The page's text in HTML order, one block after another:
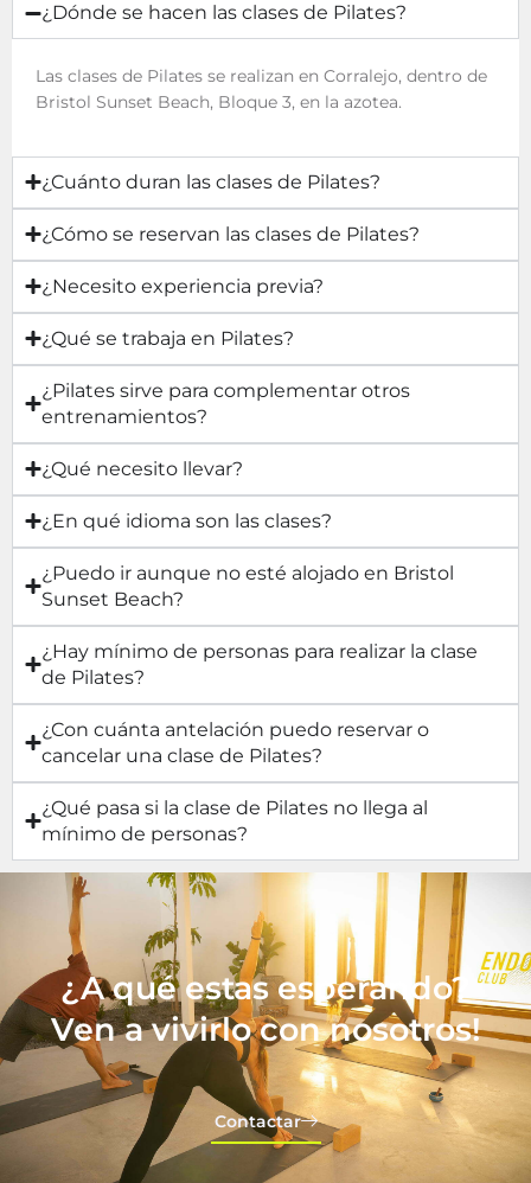
¿Dónde se hacen las clases de Pilates?
Las clases de Pilates se realizan en Corralejo, dentro de
Bristol Sunset Beach, Bloque 3, en la azotea.
¿Cuánto duran las clases de Pilates?
¿Cómo se reservan las clases de Pilates?
¿Necesito experiencia previa?
¿Qué se trabaja en Pilates?
¿Pilates sirve para complementar otros
entrenamientos?
¿Qué necesito llevar?
¿En qué idioma son las clases?
¿Puedo ir aunque no esté alojado en Bristol
Sunset Beach?
¿Hay mínimo de personas para realizar la clase
de Pilates?
¿Con cuánta antelación puedo reservar o
cancelar una clase de Pilates?
¿Qué pasa si la clase de Pilates no llega al
mínimo de personas?
¿A qué estas esperando?
Ven a vivirlo con nosotros!
Contactar